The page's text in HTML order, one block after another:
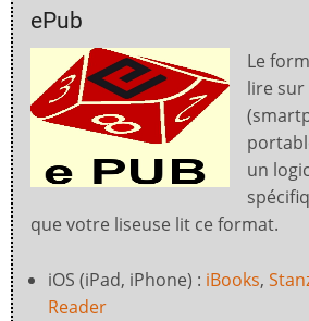
ePub
Le
lire
un
que votre liseuse lit ce format.
iOS (iPad, iPhone) : iBooks,
Reader